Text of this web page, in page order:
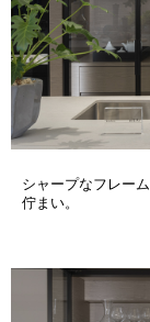
シャープなフレー
佇まい。